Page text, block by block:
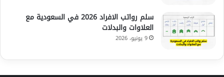
سلم رواتب الافراد 2026 في السعودية مع
العلاوات والبدلات
9 يونيو، 2026